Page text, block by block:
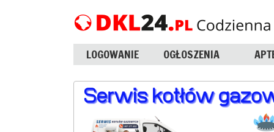
LOGOWANIE OGŁOSZENIA